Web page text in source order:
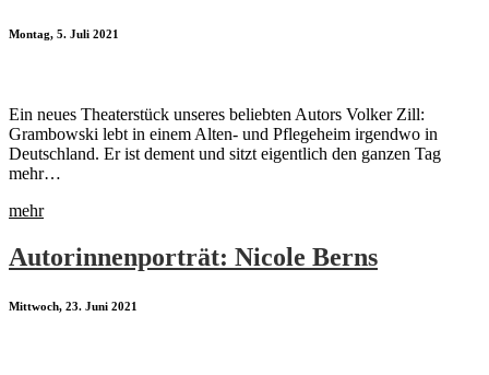
Montag, 5. Juli 2021
Ein neues Theaterstück unseres beliebten Autors Volker Zill:
Grambowski lebt in einem Alten- und Pflegeheim irgendwo in
Deutschland. Er ist dement und sitzt eigentlich den ganzen Tag
mehr…
mehr
Autorinnenporträt: Nicole Berns
Mittwoch, 23. Juni 2021